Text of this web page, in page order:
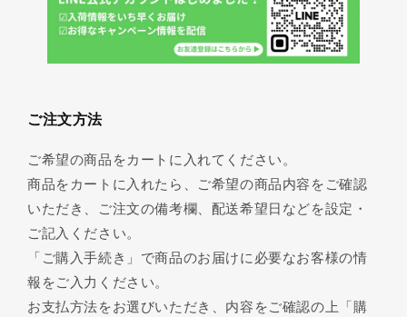
ご注文方法
ご希望の商品をカートに入れてください。
商品をカートに入れたら、ご希望の商品内容をご確認
いただき、ご注文の備考欄、配送希望日などを設定・
ご記入ください。
「ご購入手続き」で商品のお届けに必要なお客様の情
報をご入力ください。
お支払方法をお選びいただき、内容をご確認の上「購